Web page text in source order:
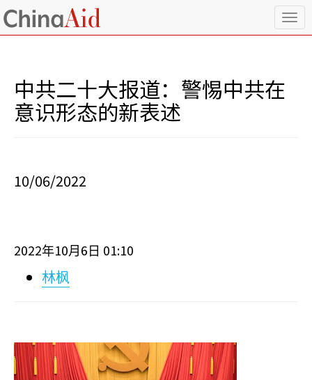
T
o
中共二十大报道：警惕中共在
意识形态的新表述
10/06/2022
2022年10月 6 日 01:10
林枫